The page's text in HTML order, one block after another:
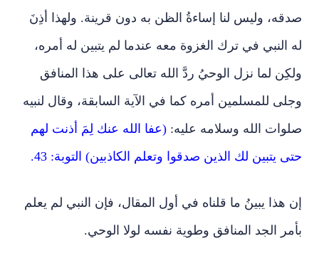
صدقه، وليس لنا إساءةُ الظن به دون قرينة. ولهذا أذِنَ
له النبي في ترك الغزوة معه عندما لم يتبين له أمره،
ولكِن لما نزل الوحيُ ردَّ الله تعالى على هذا المنافق
وجلى للمسلمين أمره كما في الآية السابقة، وقال لنبيه
صلوات الله وسلامه عليه: (عفا الله عنك لِمَ أذنت لهم
حتى يتبين لك الذين صدقوا وتعلم الكاذبين) التوبة: 43.
إن هذا يبينُ ما قلناه في أول المقال، فإن النبي لم يعلم
بأمر الجد المنافق وطوية نفسه لولا الوحي.